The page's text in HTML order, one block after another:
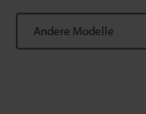
Andere Modelle